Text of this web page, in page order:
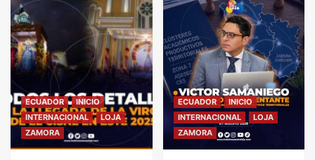
ECUADOR
INICIO
INTERNACIONAL
LOJA
ZAMORA
ECUADOR
INICIO
INTERNACIONAL
LOJA
ZAMORA